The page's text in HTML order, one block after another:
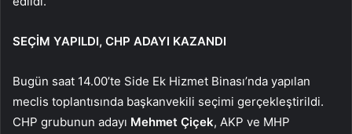
SEÇİM YAPILDI, CHP ADAYI KAZANDI
Bugün saat 14.00’te Side Ek Hizmet Binası’nda yapılan
meclis toplantısında başkanvekili seçimi gerçekleştirildi.
CHP grubunun adayı Mehmet Çiçek, AKP ve MHP